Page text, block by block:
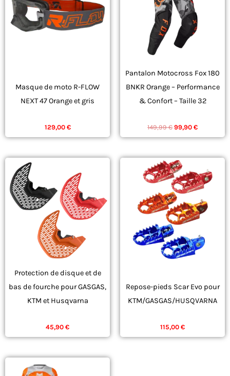
Masque de moto R-FLOW
NEXT 47 Orange et gris
129,00 €
Pantalon Motocross Fox 180
BNKR Orange – Performance
& Confort – Taille 32
149,99€ 99,90 €
plusieurs
variations.
Les
options
être
choisies
sur
page
produit
Protection de disque et de
bas de fourche pour GASGAS,
KTM et Husqvarna
45,90 €
produit
a
plusieurs
variations.
Les
options
peuvent
être
choisies
sur
page
produit
Repose-pieds Scar Evo pour
KTM/GASGAS/HUSQVARNA
115,00 €
Ce
produit
a
plusieurs
variations.
Les
options
peuvent
choisies
sur
page